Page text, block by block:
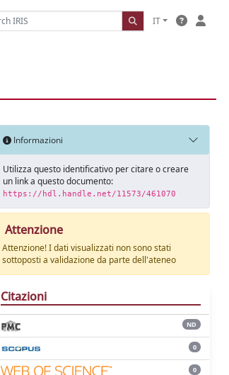
IT
Informazioni
Utilizza questo identificativo per citare o creare
un link a questo documento:
https://hdl.handle.net/11573/461070
Attenzione
Attenzione! I dati visualizzati non sono stati
sottoposti a validazione da parte dell'ateneo
Citazioni
ND
0
0